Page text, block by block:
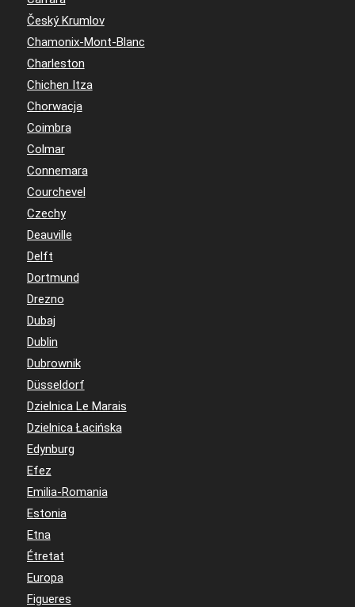
Český Krumlov
Chamonix-Mont-Blanc
Charleston
Chichen Itza
Chorwacja
Coimbra
Colmar
Connemara
Courchevel
Czechy
Deauville
Delft
Dortmund
Drezno
Dubaj
Dublin
Dubrownik
Düsseldorf
Dzielnica Le Marais
Dzielnica Łacińska
Edynburg
Efez
Emilia-Romania
Estonia
Etna
Étretat
Europa
Figueres